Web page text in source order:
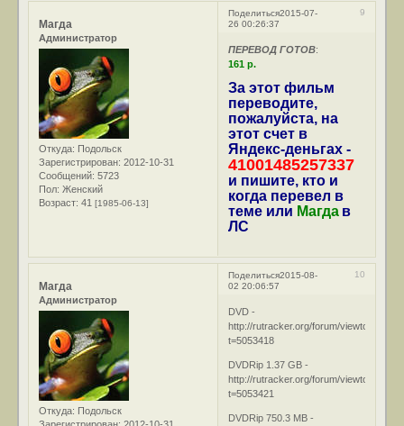
Поделиться 9
2015-07-
26 00:26:37
Магда
Администратор
Откуда: Подольск
Зарегистрирован: 2012-10-31
Сообщений: 5723
Пол: Женский
Возраст: 41[1985-06-13]
ПЕРЕВОД ГОТОВ:
161 р.
За этот фильм
переводите,
пожалуйста, на
этот счет в
Яндекс-деньгах -
41001485257337
и пишите, кто и
когда перевел в
теме или Магда в
ЛС
Поделиться 10
2015-08-
02 20:06:57
Магда
Администратор
Откуда: Подольск
DVD -
http://rutracker.org/forum/
t=5053418
DVDRip 1.37 GB -
http://rutracker.org/forum/
t=5053421
DVDRip 750.3 MB -